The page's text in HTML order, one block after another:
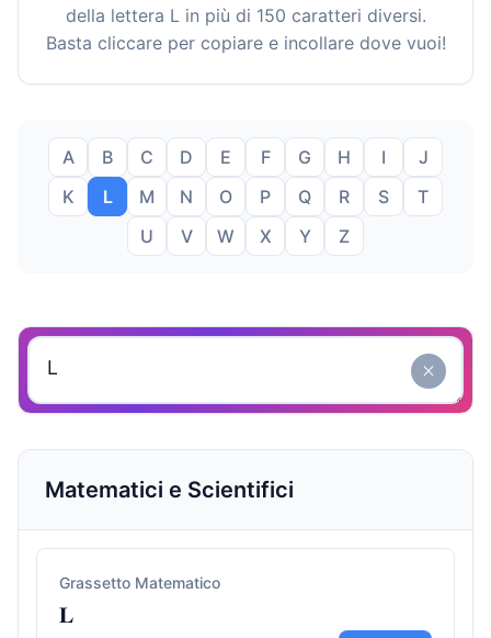
della lettera L in più di 150 caratteri diversi.
Basta cliccare per copiare e incollare dove vuoi!
A B C D E F G H I
J
K
L M N O P Q R S
T
U
V W X Y Z
close
Matematici e Scientifici
Grassetto Matematico
𝐋